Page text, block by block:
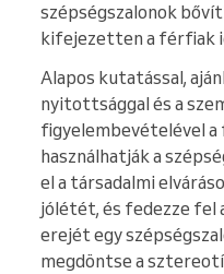
szépségszalonok
kifejezetten a férfiak
Alapos kutatással,
nyitottsággal és a
figyelembevételével
használhatják a
el a társadalmi
jólétét, és fedezze fel
erejét egy
megdöntse a